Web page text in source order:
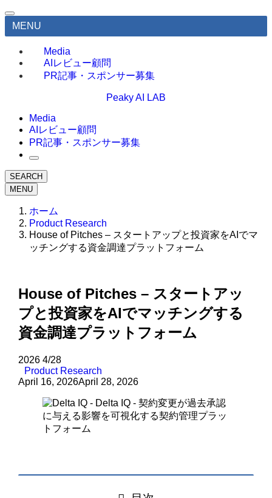
MENU
Media
AIレビュー顧問
PR記事・スポンサー募集
Peaky AI LAB
Media
AIレビュー顧問
PR記事・スポンサー募集
SEARCH
MENU
ホーム
Product Research
House of Pitches – スタートアップと投資家をAIでマ
ッチングする資金調達プラットフォーム
House of Pitches – スタートアッ
プと投資家をAIでマッチングする
資金調達プラットフォーム
2026 4/28
Product Research
April 16, 2026April 28, 2026